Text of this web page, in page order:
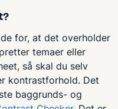
for, at det overholder
temaer eller
så skal du selv
kontrastforhold. Det
baggrunds- og